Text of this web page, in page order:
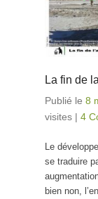
La fin de
Publié le 8
visites | 4
Le
se traduire
bien non,